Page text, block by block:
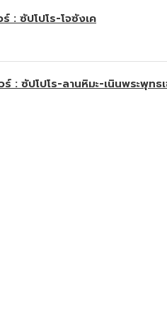
: ซัปโปโร-โจซังเค
: ซัปโปโร-ลานหิมะ-เนินพระพุทธ